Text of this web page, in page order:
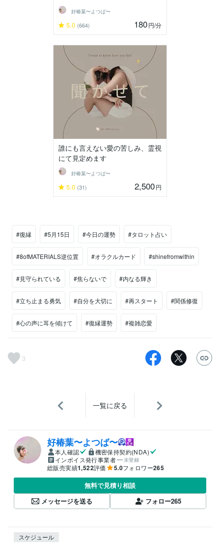
好椿葉〜よつば〜
5.0 (664) 180円/分
誰にも言えない愛の苦しみ、霊視
にて見定めます
好椿葉〜よつば〜
5.0 (31) 2,500円
#復縁 #5月15日 #今日の運勢 #タロット占い
#8ofMATERIALS逆位置 #オラクルカード #shinefromwithin
#見守られている #焦らないで #内なる輝き
#立ち止まる勇気 #自分を大切に #再スタート #関係修復
#心の声に耳を傾けて #復縁運勢 #複雑恋愛
3
一覧に戻る
好椿葉〜よつば〜
本人確認
機密保持契約(NDA)
インボイス発行事業者
未登録
総販売実績1,522評価 5.0フォロワー265
無料で見積り相談
メッセージを送る
フォロー265
スケジュール